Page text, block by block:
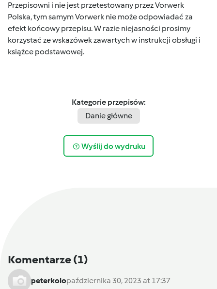
Przepisowni i nie jest przetestowany przez Vorwerk
Polska, tym samym Vorwerk nie może odpowiadać za
efekt końcowy przepisu. W razie niejasności prosimy
korzystać ze wskazówek zawartych w instrukcji obsługi i
książce podstawowej.
Kategorie przepisów:
Danie główne
Wyślij do wydruku
Komentarze(1)
peterkolopaździernika 30, 2023 at 17:37